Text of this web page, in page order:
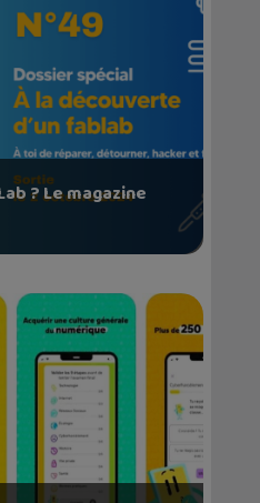
? Le magazine